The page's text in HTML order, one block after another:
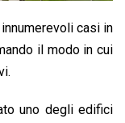
casi in
il modo in cui
uno degli edifici